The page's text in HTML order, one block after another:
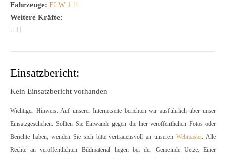
Fahrzeuge: ELW 1
Weitere Kräfte:
Einsatzbericht:
Kein Einsatzbericht vorhanden
Wichtiger Hinweis: Auf unserer Internetseite berichten wir ausführlich über unser
Einsatzgeschehen. Sollten Sie Einwände gegen die hier veröffentlichen Fotos oder
Berichte haben, wenden Sie sich bitte vertrauensvoll an unserenWebmaster. Alle
Rechte an veröffentlichten Bildmaterial liegen bei der Gemeinde Uetze. Einer